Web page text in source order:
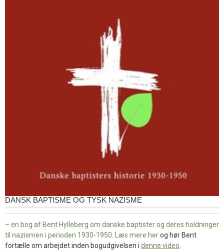
DANSK BAPTISME OG TYSK NAZISME
– en bog af Bent Hylleberg om danske baptister og deres holdninger
til nazismen i perioden 1930-1950. Læs mere herog hør Bent
fortælle om arbejdet inden bogudgivelsen i denne video